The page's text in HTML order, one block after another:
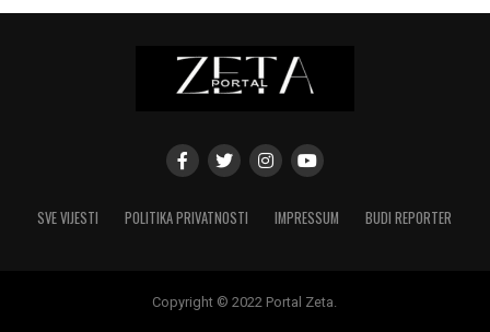
SVE VIJESTI POLITIKA PRIVATNOSTI IMPRESSUM BUDI REPORTER
Copyright © 2022 Portal Zeta.